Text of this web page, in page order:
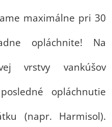
maximálne pri 30
opláchnite! Na
vrstvy vankúšov
opláchnutie
(napr. Harmisol).